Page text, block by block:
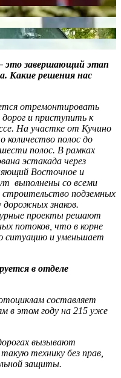
это завершающий этап
Какие решения нас
отремонтировать
дорог и приступить к
На участке от Кучино
количество полос до
полос. В рамках
эстакада через
Восточное и
выполнены со всеми
подземных
дорожных знаков.
проекты решают
потоков, что в корне
ситуацию и уменьшает
в отделе
составляет
в этом году на 215 уже
вызывают
технику без прав,
защиты.